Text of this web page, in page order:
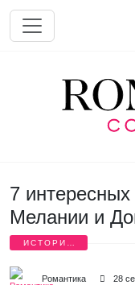
Перейти к
7
Мелании и
ИСТОРИИ
Романтика 28